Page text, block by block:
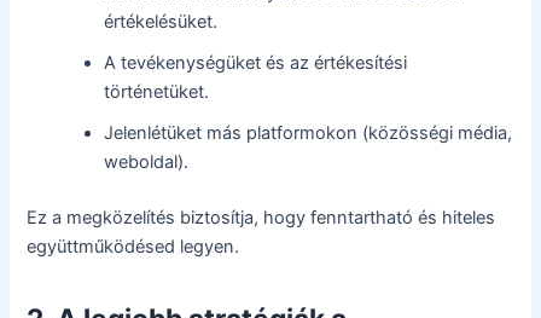
értékelésüket.
A tevékenységüket és az értékesítési
történetüket.
Jelenlétüket más platformokon (közösségi média,
weboldal).
Ez a megközelítés biztosítja, hogy fenntartható és hiteles
együttműködésed legyen.